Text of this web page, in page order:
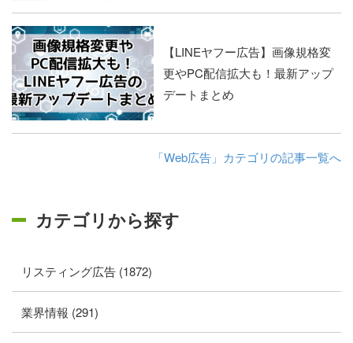
【LINEヤフー広告】画像規格変
更やPC配信拡大も！最新アップ
デートまとめ
「Web広告」カテゴリの記事一覧へ
カテゴリから探す
リスティング広告 (1872)
業界情報 (291)